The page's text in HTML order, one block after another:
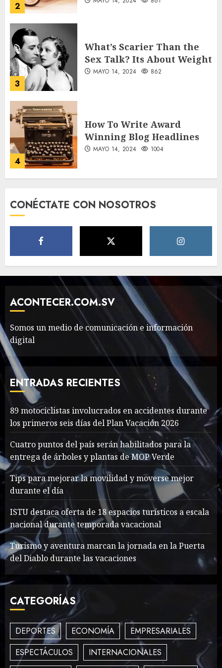
2
3
What’s Scarier Than the
Sex Talk? Its About Weight
MAYO 14, 2024 862
4
How To Write Award
Winning Blog Headlines
MAYO 14, 2024 1004
How Many of These Italian
MAYO 14, 2024 811
Need to Know About the
Classic Cars in a Retro
Movie?
MAYO 14, 2024 799
7
The full story of
Thailand’s extraordinary
cave rescue
MAYO 14, 2024 1004
1
89 motociclistas
involucrados en
accidentes durante los
primeros seis días del Plan
Vacación 2026
AGOSTO 7, 2026 45
2
Searching for the
forgotten heroes of World
War Two
MAYO 14, 2024 861
3
Sex Talk? Its About Weight
CONÉCTATE CON NOSOTROS
ACONTECER.COM.SV
Somos un medio de comunicación e información
digital
ENTRADAS RECIENTES
89 motociclistas involucrados en accidentes durante
los primeros seis días del Plan Vacación 2026
Cuatro puntos del país serán habilitados para la
entrega de árboles y plantas de MOP Verde
Tips para mejorar la movilidad y moverse mejor
durante el día
ISTU destaca oferta de 18 espacios turísticos a escala
nacional durante temporada vacacional
Turismo y aventura marcan la jornada en la Puerta
del Diablo durante las vacaciones
CATEGORÍAS
DEPORTES ECONOMÍA
EMPRESARIALES
ESPECTÁCULOS
INTERNACIONALES